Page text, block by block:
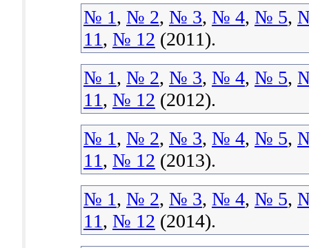
№ 1, № 2, № 3, № 4, № 5,
11, № 12 (2011).
№ 1, № 2, № 3, № 4, № 5,
11, № 12 (2012).
№ 1, № 2, № 3, № 4, № 5,
11, № 12 (2013).
№ 1, № 2, № 3, № 4, № 5,
11, № 12 (2014).